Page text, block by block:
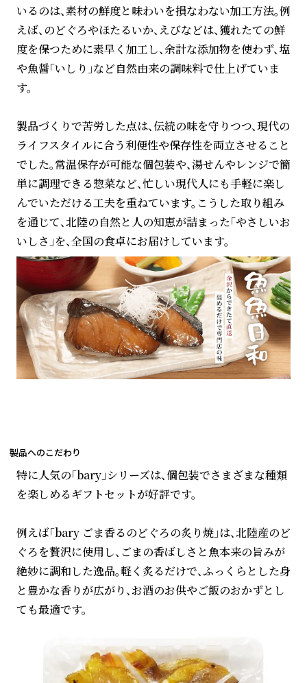
いるのは、素材の鮮度と味わいを損なわない加工方法。例
えば、のどぐろやほたるいか、えびなどは、獲れたての鮮
度を保つために素早く加工し、余計な添加物を使わず、塩
や魚醤「いしり」など自然由来の調味料で仕上げていま
す。
製品づくりで苦労した点は、伝統の味を守りつつ、現代の
ライフスタイルに合う利便性や保存性を両立させること
でした。常温保存が可能な個包装や、湯せんやレンジで簡
単に調理できる惣菜など、忙しい現代人にも手軽に楽し
んでいただける工夫を重ねています。こうした取り組み
を通じて、北陸の自然と人の知恵が詰まった「やさしいお
いしさ」を、全国の食卓にお届けしています。
製品へのこだわり
特に人気の「bary」シリーズは、個包装でさまざまな種類
を楽しめるギフトセットが好評です。
例えば「bary ごま香るのどぐろの炙り焼」は、北陸産のど
ぐろを贅沢に使用し、ごまの香ばしさと魚本来の旨みが
絶妙に調和した逸品。軽く炙るだけで、ふっくらとした身
と豊かな香りが広がり、お酒のお供やご飯のおかずとし
ても最適です。